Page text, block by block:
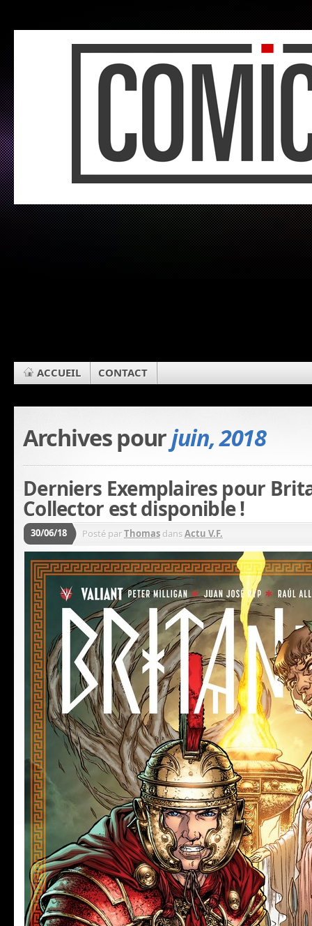
ACCUEIL CONTACT
Archives pourjuin, 2018
Derniers Exemplaires pour
Collector est disponible !
30/06/18 Posté parThomas dansActu V.F.